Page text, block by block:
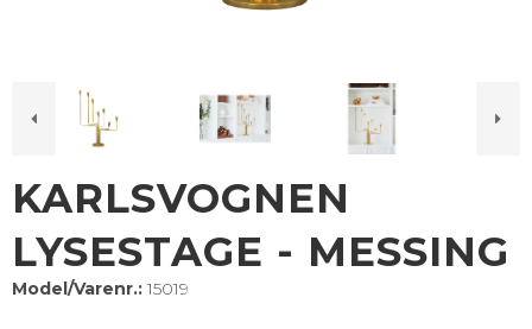
KARLSVOGNEN
LYSESTAGE - MESSING
Model/Varenr.: 15019